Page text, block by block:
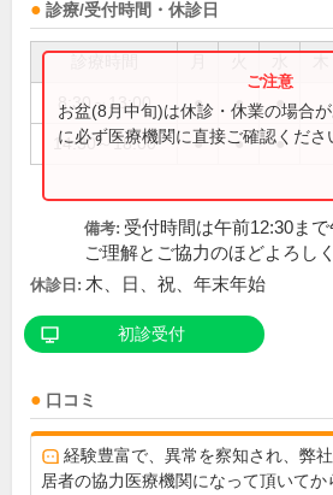
診療/受付時間・休診日
8:30～13:00 ● ● ●
14:30～18:00 ● ● ●
お盆(8月中旬)は休診・休業の場合
に必ず医療機関に直接ご確認くださ
備考: 受付時間は午前12:30ま
ご理解とご協力のほどよろし
休診日: 木、日、祝、年末年始
初診受付
口コミ
経験豊富で、異常を察知され、弊
居者の協力医療機関になって頂いて